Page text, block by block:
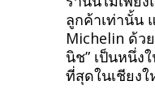
ลูกค้าเท่านั้น
Michelin ด้ว
นิช” เป็นหนึ่ง
ที่สุดในเชียงใ